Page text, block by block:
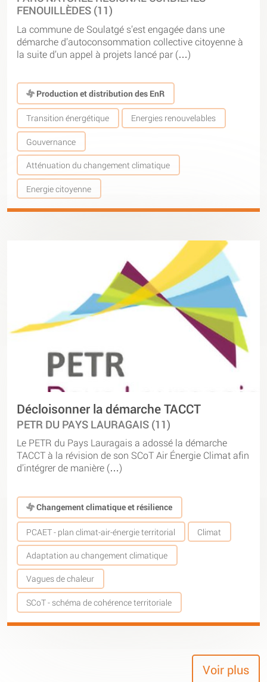
FENOUILLÈDES (11)
La commune de Soulatgé s’est engagée dans une
démarche d’autoconsommation collective citoyenne à
la suite d’un appel à projets lancé par (…)
Production et distribution des EnR
Transition énergétique Energies renouvelables
Gouvernance
Atténuation du changement climatique
Energie citoyenne
Décloisonner la démarche TACCT
PETR DU PAYS LAURAGAIS (11)
Le PETR du Pays Lauragais a adossé la démarche
TACCT à la révision de son SCoT Air Énergie Climat afin
d’intégrer de manière (…)
Changement climatique et résilience
PCAET - plan climat-air-énergie territorial Climat
Adaptation au changement climatique
Vagues de chaleur
SCoT - schéma de cohérence territoriale
Voir plus